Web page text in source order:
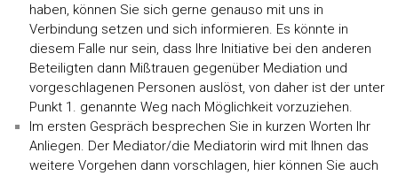
haben, können Sie sich gerne genauso mit uns in
Verbindung setzen und sich informieren. Es könnte in
diesem Falle nur sein, dass Ihre Initiative bei den anderen
Beteiligten dann Mißtrauen gegenüber Mediation und
vorgeschlagenen Personen auslöst, von daher ist der unter
Punkt 1. genannte Weg nach Möglichkeit vorzuziehen.
Im ersten Gespräch besprechen Sie in kurzen Worten Ihr
Anliegen. Der Mediator/die Mediatorin wird mit Ihnen das
weitere Vorgehen dann vorschlagen, hier können Sie auch